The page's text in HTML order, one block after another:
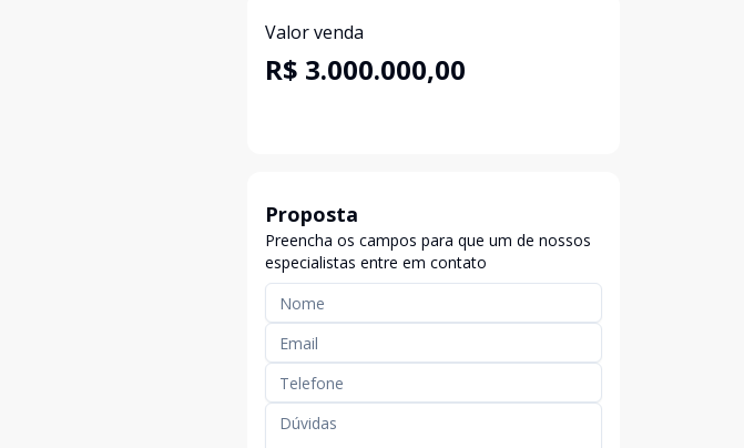
Valor venda
R$ 3.000.000,00
Proposta
Preencha os campos para que um de nossos
especialistas entre em contato